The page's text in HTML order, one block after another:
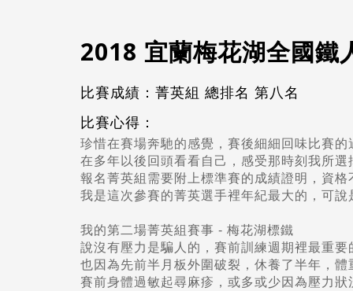
2018 宜蘭梅花湖全國鐵
比賽成績：菁英組 總排名 第八名
比賽心得：
珍惜在賽場奔馳的感覺，賽後細細回味比賽
在多年以後回頭看看自己，感受那時刻我所
報名菁英組需要附上標準賽的成績證明，資
我是這次參賽的菁英選手裡年紀最大的，可說
我的第二場菁英組賽事 - 梅花湖標鐵
說沒有壓力是騙人的，賽前訓練週期裡最重
也因為先前半月板外圍破裂，休養了半年，
賽前身體過敏起尋麻疹，或多或少因為壓力狀